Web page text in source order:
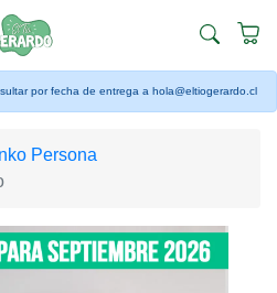
por fecha de entrega a hola@eltiogerardo.cl
Persona